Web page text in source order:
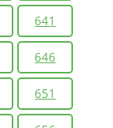
641
646
651